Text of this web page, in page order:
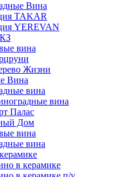
Вина
TAKAR
YEREVAN
вина
Жизни
Вина
вина
вина
Палас
Дом
вина
вина
в керамике